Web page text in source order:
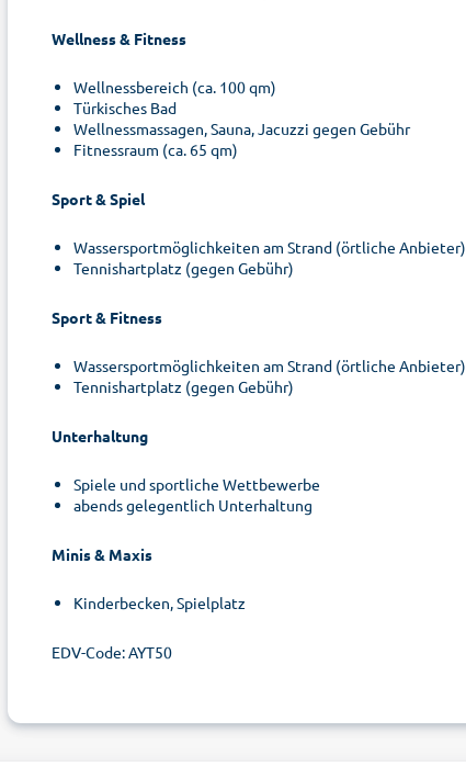
Wellness & Fitness
Wellnessbereich (ca. 100 qm)
Türkisches Bad
Wellnessmassagen, Sauna, Jacuzzi gegen Gebühr
Fitnessraum (ca. 65 qm)
Sport & Spiel
Wassersportmöglichkeiten am Strand (örtliche Anbieter)
Tennishartplatz (gegen Gebühr)
Sport & Fitness
Wassersportmöglichkeiten am Strand (örtliche Anbieter)
Tennishartplatz (gegen Gebühr)
Unterhaltung
Spiele und sportliche Wettbewerbe
abends gelegentlich Unterhaltung
Minis & Maxis
Kinderbecken, Spielplatz
EDV-Code: AYT50